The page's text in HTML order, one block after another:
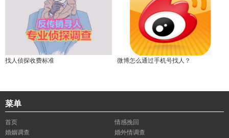
找人侦探收费标准 微博怎么通过手机号找人？
菜单
首页
情感挽回
婚姻调查
婚外情调查